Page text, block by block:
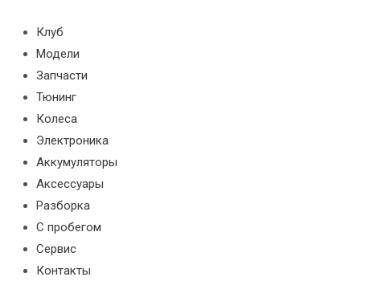
содержимому
Клуб
Модели
Запчасти
Тюнинг
Колеса
Электроника
Аккумуляторы
Аксессуары
Разборка
С пробегом
Сервис
Контакты